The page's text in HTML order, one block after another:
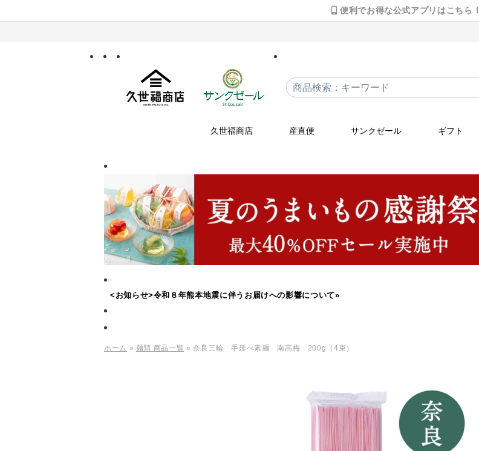
便利でお得な公式アプリはこちら！
久世福商店 産直便 サンクゼール ギフト
<お知らせ>令和８年熊本地震に伴うお届けへの影響について»
ホーム » 麺類 商品一覧 » 奈良三輪 手延べ素麺 南高梅 200g（4束）